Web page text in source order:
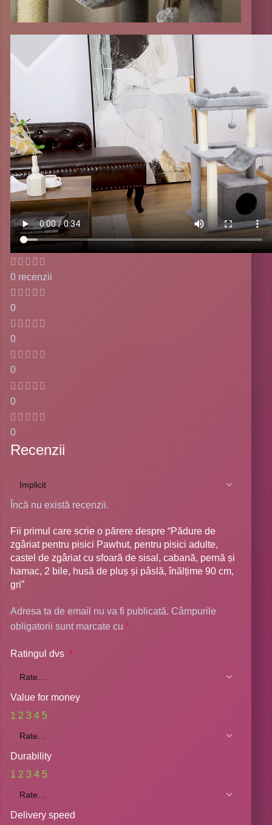
0 recenzii
0
0
0
0
0
Recenzii
Încă nu există recenzii.
Fii primul care scrie o părere despre “Pădure de
zgâriat pentru pisici Pawhut, pentru pisici adulte,
castel de zgâriat cu sfoară de sisal, cabană, pernă și
hamac, 2 bile, husă de pluș și pâslă, înălțime 90 cm,
gri”
Adresa ta de email nu va fi publicată. Câmpurile
obligatorii sunt marcate cu*
Ratingul dvs*
Value for money
1 2 3 4 5
Durability
1 2 3 4 5
Delivery speed